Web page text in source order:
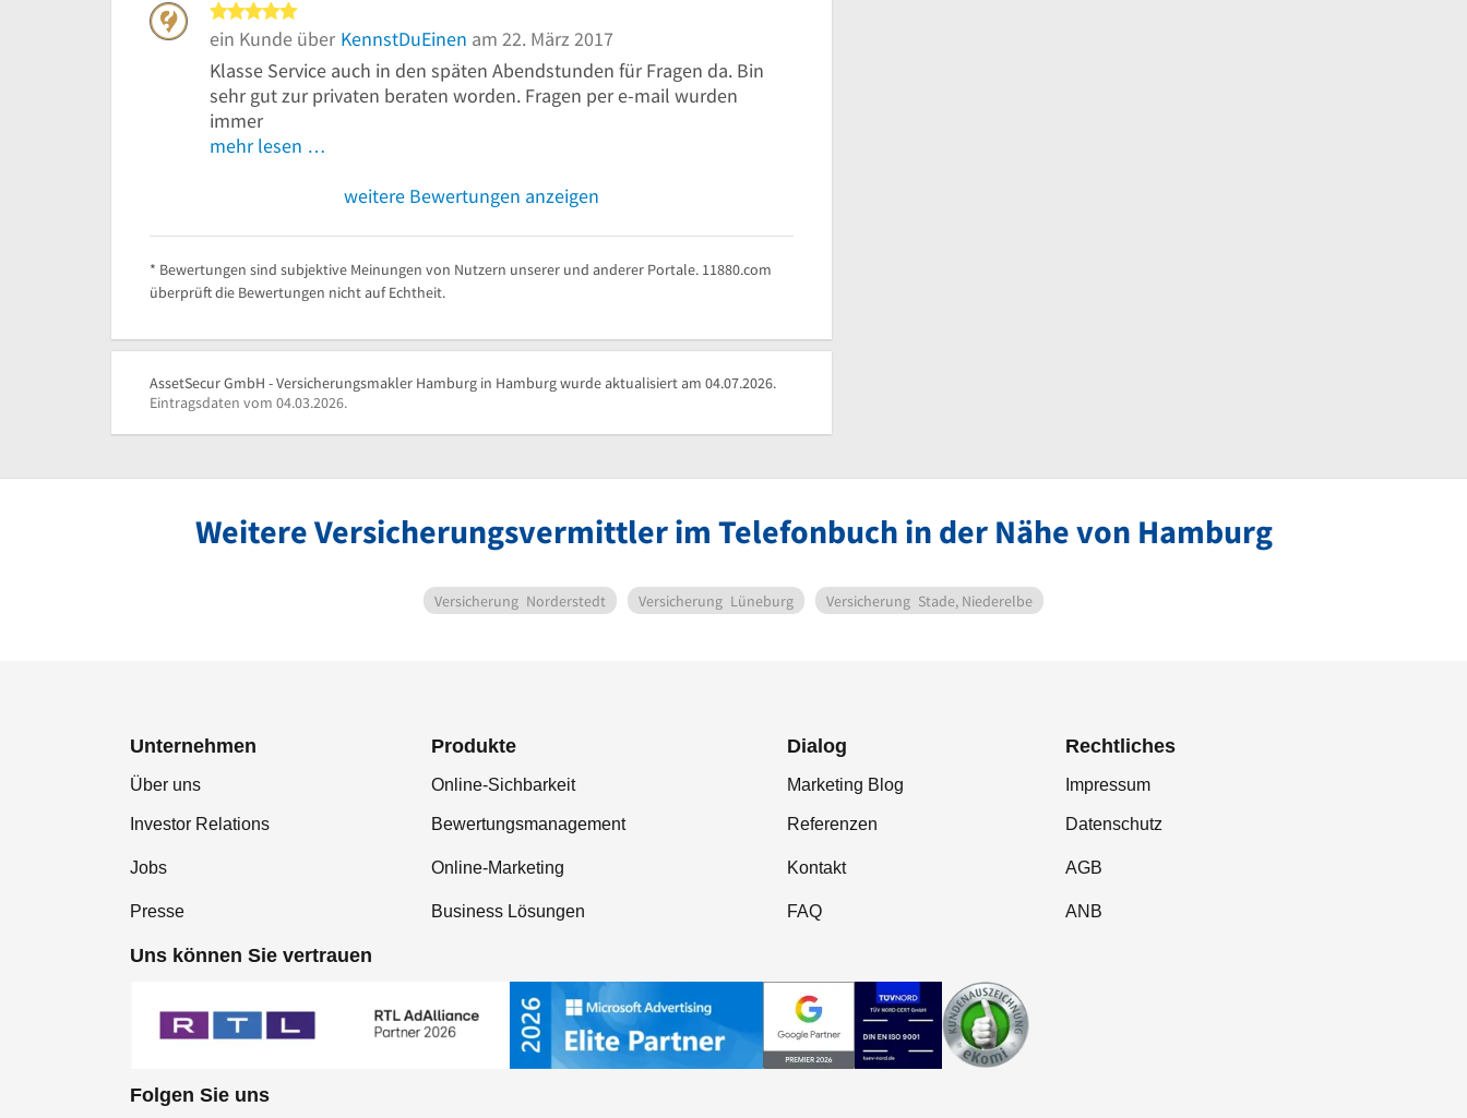
ein Kunde über KennstDuEinen am 22. März 2017
Klasse Service auch in den späten Abendstunden für Fragen da. Bin
sehr gut zur privaten beraten worden. Fragen per e-mail wurden
immer
mehr lesen …
weitere Bewertungen anzeigen
* Bewertungen sind subjektive Meinungen von Nutzern unserer und anderer Portale. 11880.com
überprüft die Bewertungen nicht auf Echtheit.
AssetSecur GmbH - Versicherungsmakler Hamburg in Hamburg wurde aktualisiert am 04.07.2026.
Eintragsdaten vom 04.03.2026.
Weitere Versicherungsvermittler im Telefonbuch in der Nähe von Hamburg
Versicherung Norderstedt Versicherung Lüneburg Versicherung Stade, Niederelbe
Unternehmen
Über uns
Investor Relations
Jobs
Presse
Produkte
Online-Sichbarkeit
Bewertungsmanagement
Online-Marketing
Business Lösungen
Dialog
Marketing Blog
Referenzen
Kontakt
FAQ
Rechtliches
Impressum
Datenschutz
AGB
ANB
Uns können Sie vertrauen
Folgen Sie uns